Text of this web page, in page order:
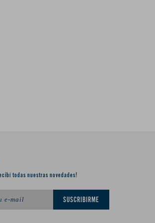
todas nuestras novedades!
SUSCRIBIRME